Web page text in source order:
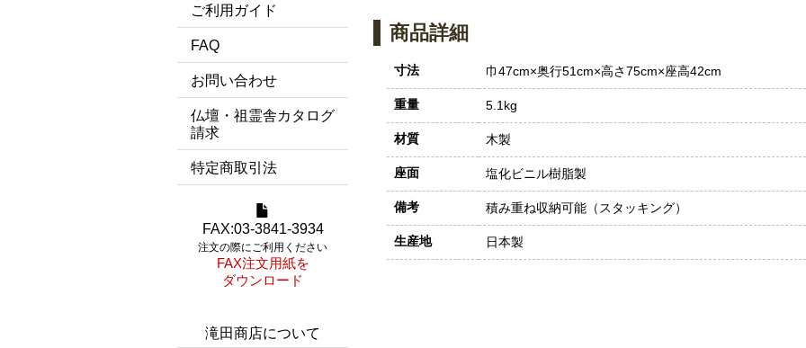
商品詳細
寸法 巾47cm×奥行51cm×高さ75cm×座高42cm
重量 5.1kg
材質 木製
座面 塩化ビニル樹脂製
備考 積み重ね収納可能（スタッキング）
生産地 日本製
ご利用ガイド
FAQ
お問い合わせ
仏壇・祖霊舎カタログ
請求
特定商取引法
FAX:03-3841-3934
注文の際にご利用ください
FAX注文用紙を
ダウンロード
滝田商店について